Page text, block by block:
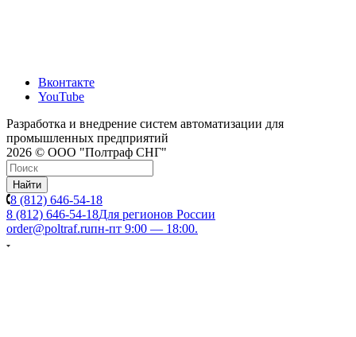
Вконтакте
YouTube
Разработка и внедрение систем автоматизации для
промышленных предприятий
2026 © ООО "Полтраф СНГ"
Найти
8 (812) 646-54-18
8 (812) 646-54-18Для регионов России
order@poltraf.ruпн-пт 9:00 — 18:00.